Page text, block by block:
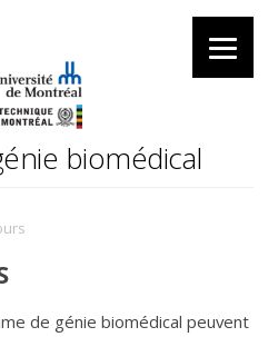
biomédical
de génie biomédical peuvent